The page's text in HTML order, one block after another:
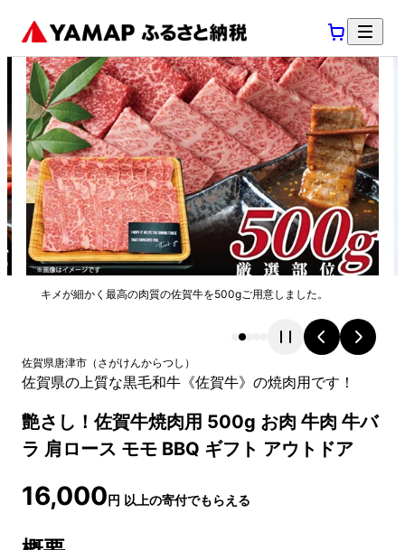
キメが細かく最高の肉質の佐賀牛を500gご用意しました。
佐賀県唐津市 （ さがけんからつし ）
佐賀県の上質な黒毛和牛《佐賀牛》の焼肉用です！
艶さし！佐賀牛焼肉用 500g お肉 牛肉 牛バ
ラ 肩ロース モモ BBQ ギフト アウトドア
16,000円 以上の寄付でもらえる